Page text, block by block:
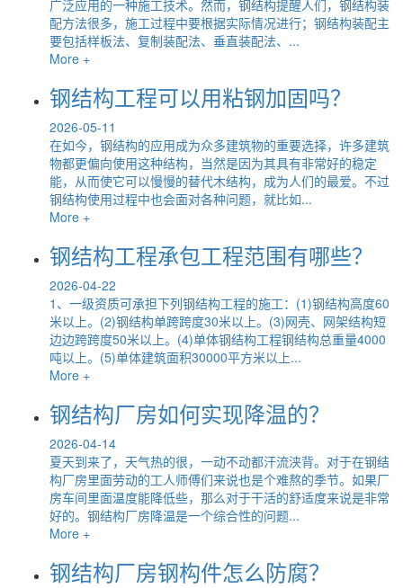
广泛应用的一种施工技术。然而，钢结构提醒人们，钢结构装
配方法很多，施工过程中要根据实际情况进行；钢结构装配主
要包括样板法、复制装配法、垂直装配法、...
More +
钢结构工程可以用粘钢加固吗？
2026-05-11
在如今，钢结构的应用成为众多建筑物的重要选择，许多建筑
物都更偏向使用这种结构，当然是因为其具有非常好的稳定
能，从而使它可以慢慢的替代木结构，成为人们的最爱。不过
钢结构使用过程中也会面对各种问题，就比如...
More +
钢结构工程承包工程范围有哪些？
2026-04-22
1、一级资质可承担下列钢结构工程的施工：(1)钢结构高度60
米以上。(2)钢结构单跨跨度30米以上。(3)网壳、网架结构短
边边跨跨度50米以上。(4)单体钢结构工程钢结构总重量4000
吨以上。(5)单体建筑面积30000平方米以上...
More +
钢结构厂房如何实现降温的？
2026-04-14
夏天到来了，天气热的很，一动不动都汗流浃背。对于在钢结
构厂房里面劳动的工人师傅们来说也是个难熬的季节。如果厂
房车间里面温度能降低些，那么对于干活的舒适度来说是非常
好的。钢结构厂房降温是一个综合性的问题...
More +
钢结构厂房钢构件怎么防腐？